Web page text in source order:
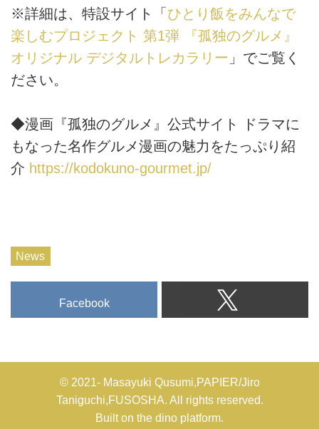
※詳細は、特設サイト「 ひとり飯をみんなで
楽しむプロジェクト 第1弾 『孤独のグルメ』
オリジナル デジタルトレカラリー 」でご覧く
ださい。
◆漫画『孤独のグルメ』公式サイト ドラマに
もなった名作グルメ漫画の魅力をたっぷり紹
介 https://kodokuno-gourmet.jp/
News
Facebook
© 2021- Masayuki Qusumi,PAPIER/Jiro
Taniguchi,FUSOSHA. All rights reserved.
Built on the dino platform.